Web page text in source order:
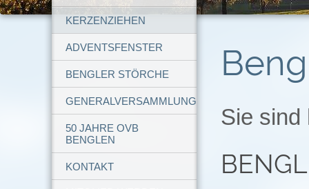
KERZENZIEHEN
ADVENTSFENSTER
BENGLER STÖRCHE
GENERALVERSAMMLUNG
50 JAHRE OVB
BENGLEN
KONTAKT
Sie